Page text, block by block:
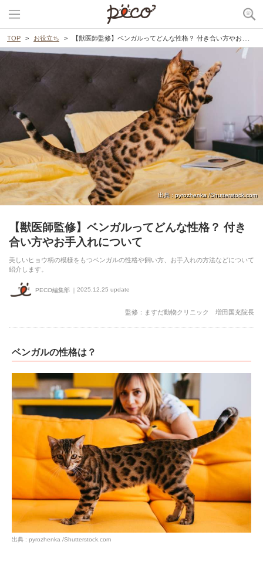
TOP お役立ち 【獣医師監修】ベンガルってどんな性格？ 付き合い方やお手入れについて
出典 : pyrozhenka /Shutterstock.com
【獣医師監修】ベンガルってどんな性格？ 付き
合い方やお手入れについて
美しいヒョウ柄の模様をもつベンガルの性格や飼い方、お手入れの方法などについて
紹介します。
PECO編集部 2025.12.25 update
監修：ますだ動物クリニック 増田国充院長
ベンガルの性格は？
出典 : pyrozhenka /Shutterstock.com